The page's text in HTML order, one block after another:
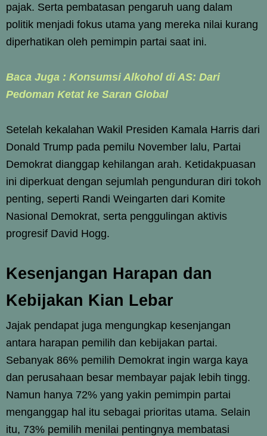
pajak. Serta pembatasan pengaruh uang dalam
politik menjadi fokus utama yang mereka nilai kurang
diperhatikan oleh pemimpin partai saat ini.
Baca Juga : Konsumsi Alkohol di AS: Dari
Pedoman Ketat ke Saran Global
Setelah kekalahan Wakil Presiden Kamala Harris dari
Donald Trump pada pemilu November lalu, Partai
Demokrat dianggap kehilangan arah. Ketidakpuasan
ini diperkuat dengan sejumlah pengunduran diri tokoh
penting, seperti Randi Weingarten dari Komite
Nasional Demokrat, serta penggulingan aktivis
progresif David Hogg.
Kesenjangan Harapan dan
Kebijakan Kian Lebar
Jajak pendapat juga mengungkap kesenjangan
antara harapan pemilih dan kebijakan partai.
Sebanyak 86% pemilih Demokrat ingin warga kaya
dan perusahaan besar membayar pajak lebih tingg.
Namun hanya 72% yang yakin pemimpin partai
menganggap hal itu sebagai prioritas utama. Selain
itu, 73% pemilih menilai pentingnya membatasi